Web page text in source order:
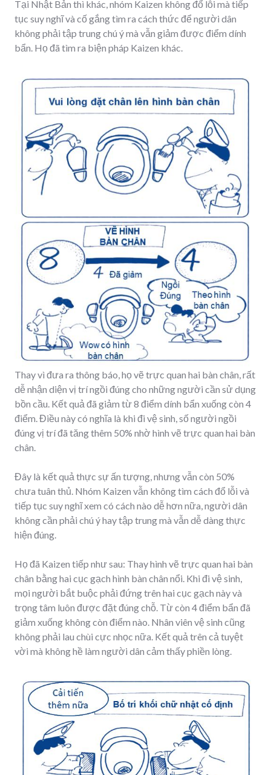
Tại Nhật Bản thì khác, nhóm Kaizen không đổ lỗi mà tiếp
tục suy nghĩ và cố gắng tìm ra cách thức để người dân
không phải tập trung chú ý mà vẫn giảm được điểm dính
bẩn. Họ đã tìm ra biện pháp Kaizen khác.
Thay vì đưa ra thông báo, họ vẽ trực quan hai bàn chân, rất
dễ nhận diện vị trí ngồi đúng cho những người cần sử dụng
bồn cầu. Kết quả đã giảm từ 8 điểm dính bẩn xuống còn 4
điểm. Điều này có nghĩa là khi đi vệ sinh, số người ngồi
đúng vị trí đã tăng thêm 50% nhờ hình vẽ trực quan hai bàn
chân.
Đây là kết quả thực sự ấn tượng, nhưng vẫn còn 50%
chưa tuân thủ. Nhóm Kaizen vẫn không tìm cách đổ lỗi và
tiếp tục suy nghĩ xem có cách nào dễ hơn nữa, người dân
không cần phải chú ý hay tập trung mà vẫn dễ dàng thực
hiện đúng.
Họ đã Kaizen tiếp như sau: Thay hình vẽ trực quan hai bàn
chân bằng hai cục gạch hình bàn chân nổi. Khi đi vệ sinh,
mọi người bắt buộc phải đứng trên hai cục gạch này và
trọng tâm luôn được đặt đúng chỗ. Từ còn 4 điểm bẩn đã
giảm xuống không còn điểm nào. Nhân viên vệ sinh cũng
không phải lau chùi cực nhọc nữa. Kết quả trên cả tuyệt
vời mà không hề làm người dân cảm thấy phiền lòng.